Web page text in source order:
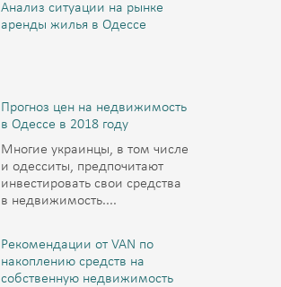
Анализ ситуации на рынке
аренды жилья в Одессе
Прогноз цен на недвижимость
в Одессе в 2018 году
Многие украинцы, в том числе
и одесситы, предпочитают
инвестировать свои средства
в недвижимость....
Рекомендации от VAN по
накоплению средств на
собственную недвижимость